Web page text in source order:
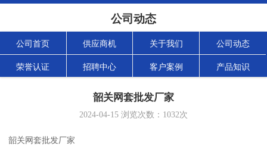
公司动态
公司首页 供应商机 关于我们 公司动态
荣誉认证 招聘中心 客户案例 产品知识
韶关网套批发厂家
2024-04-15 浏览次数： 1032次
韶关网套批发厂家